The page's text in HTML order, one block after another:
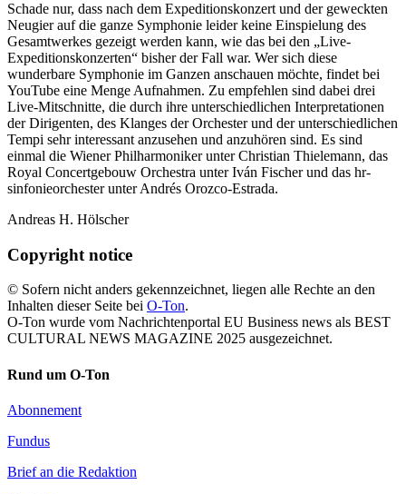
Schade nur, dass nach dem Expeditionskonzert und der geweckten
Neugier auf die ganze Symphonie leider keine Einspielung des
Gesamtwerkes gezeigt werden kann, wie das bei den „Live-
Expeditionskonzerten“ bisher der Fall war. Wer sich diese
wunderbare Symphonie im Ganzen anschauen möchte, findet bei
YouTube eine Menge Aufnahmen. Zu empfehlen sind dabei drei
Live-Mitschnitte, die durch ihre unterschiedlichen Interpretationen
der Dirigenten, des Klanges der Orchester und der unterschiedlichen
Tempi sehr interessant anzusehen und anzuhören sind. Es sind
einmal die Wiener Philharmoniker unter Christian Thielemann, das
Royal Concertgebouw Orchestra unter Iván Fischer und das hr-
sinfonieorchester unter Andrés Orozco-Estrada.
Andreas H. Hölscher
Copyright notice
© Sofern nicht anders gekennzeichnet, liegen alle Rechte an den
Inhalten dieser Seite bei O-Ton.
O-Ton wurde vom Nachrichtenportal EU Business news als BEST
CULTURAL NEWS MAGAZINE 2025 ausgezeichnet.
Rund um O-Ton
Abonnement
Fundus
Brief an die Redaktion